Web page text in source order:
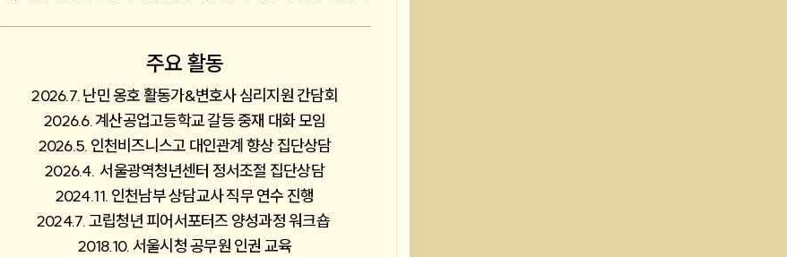
주요 활동
2026.7. 난민 옹호 활동가&변호사 심리지원 간담회
2026.6. 계산공업고등학교 갈등 중재 대화 모임
2026.5. 인천비즈니스고 대인관계 향상 집단상담
2026.4.  서울광역청년센터 정서조절 집단상담
2024.11. 인천남부 상담교사 직무 연수 진행
2024.7. 고립청년 피어서포터즈 양성과정 워크숍
2018.10. 서울시청 공무원 인권 교육